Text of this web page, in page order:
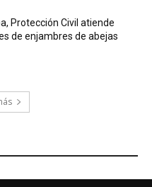
Protección Civil atiende
de enjambres de abejas